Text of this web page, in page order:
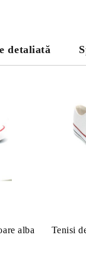
detaliată
alba
Tenisi